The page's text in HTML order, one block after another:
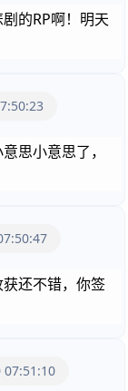
的RP啊！明天
思小意思了，
还不错，你签
07:51:10